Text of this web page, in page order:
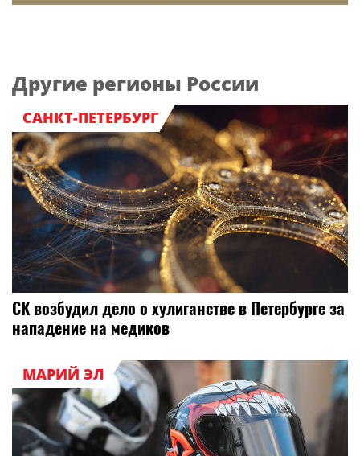
Другие регионы России
САНКТ-ПЕТЕРБУРГ
СК возбудил дело о хулиганстве в Петербурге за
нападение на медиков
МАРИЙ ЭЛ